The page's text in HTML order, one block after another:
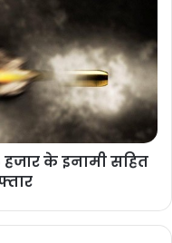
के इनामी सहित